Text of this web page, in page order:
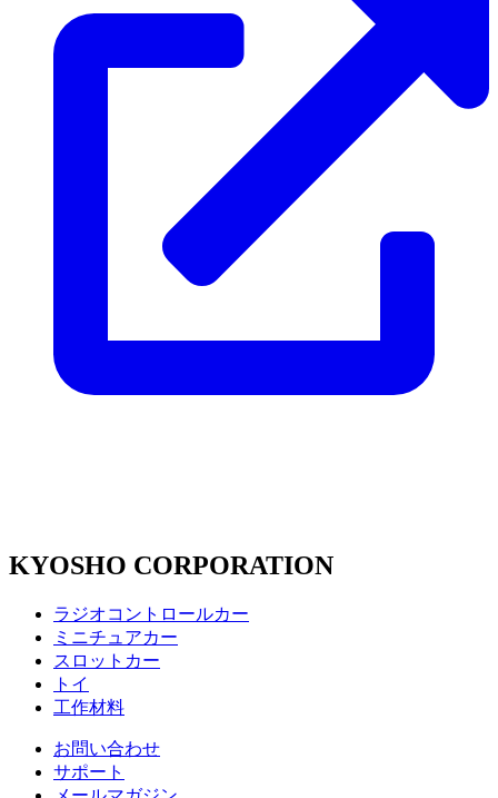
KYOSHO CORPORATION
ラジオコントロールカー
ミニチュアカー
スロットカー
トイ
工作材料
お問い合わせ
サポート